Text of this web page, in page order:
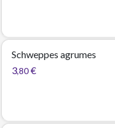
Schweppes agrumes
3,80 €